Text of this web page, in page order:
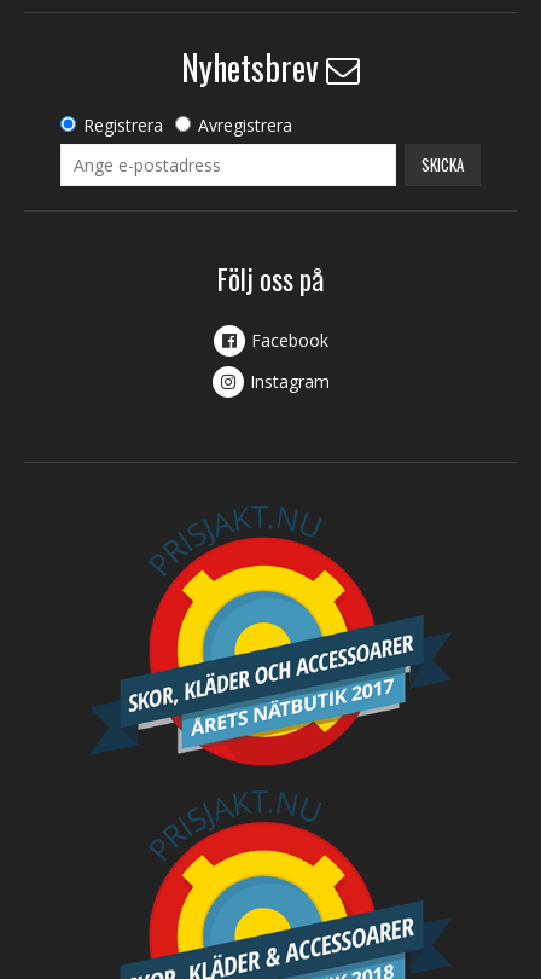
Nyhetsbrev
Registrera Avregistrera
SKICKA
Följ oss på
Facebook
Instagram